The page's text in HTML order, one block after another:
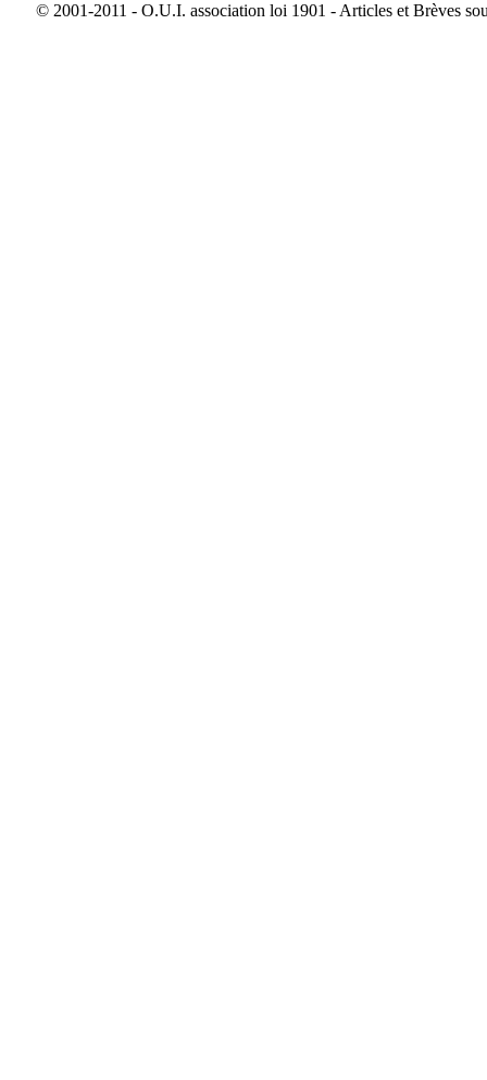
© 2001-2011 - O.U.I. association loi 1901 - Articles et Brèves